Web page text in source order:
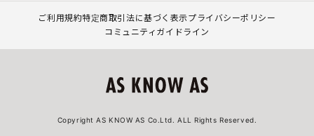
ご利用規約特定商取引法に基づく表示プライバシーポリシー
コミュニティガイドライン
Copyright AS KNOW AS Co.Ltd. ALL Rights Reserved.